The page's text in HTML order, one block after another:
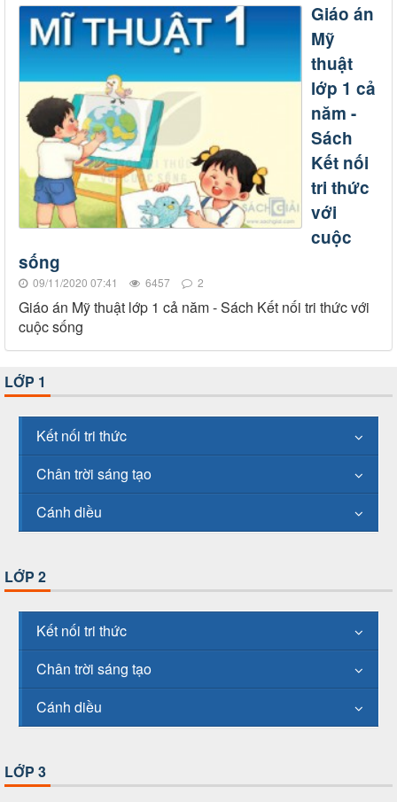
Giáo án
Mỹ
thuật
lớp 1 cả
năm -
Sách
Kết nối
tri thức
với
cuộc
sống
09/11/2020 07:41 6457 2
Giáo án Mỹ thuật lớp 1 cả năm - Sách Kết nối tri thức với
cuộc sống
LỚP 1
Kết nối tri thức
Chân trời sáng tạo
Cánh diều
LỚP 2
Kết nối tri thức
Chân trời sáng tạo
Cánh diều
LỚP 3